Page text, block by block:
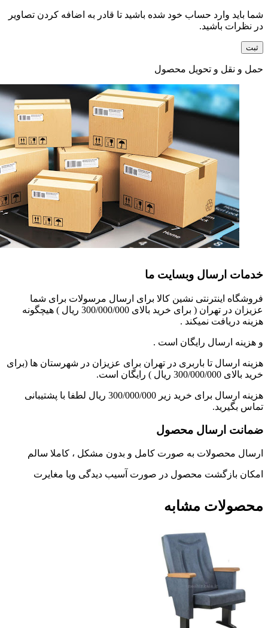
شما باید وارد حساب خود شده باشید تا قادر به اضافه کردن تصاویر
در نظرات باشید.
حمل و نقل و تحویل محصول
خدمات ارسال وبسایت ما
فروشگاه اینترنتی نشین کالا برای ارسال مرسولات برای شما
عزیزان در تهران ( برای خرید بالای 300/000/000 ریال ) هیچگونه
هزینه دریافت نمیکند .
و هزینه ارسال رایگان است .
هزینه ارسال تا باربری در تهران برای عزیزان در شهرستان ها (برای
خرید بالای 300/000/000 ریال ) رایگان است.
هزینه ارسال برای خرید زیر 300/000/000 ریال لطفا با پشتیبانی
تماس بگیرید.
ضمانت ارسال محصول
ارسال محصولات به صورت کامل و بدون مشکل ، کاملا سالم
امکان بازگشت محصول در صورت آسیب دیدگی ویا مغایرت
محصولات مشابه